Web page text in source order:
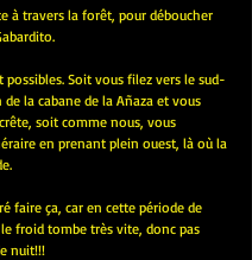
à travers la forêt, pour déboucher
possibles. Soit vous filez vers le sud-
la cabane de la Añaza et vous
soit comme nous, vous
en prenant plein ouest, là où la
faire ça, car en cette période de
froid tombe très vite, donc pas
nuit!!!